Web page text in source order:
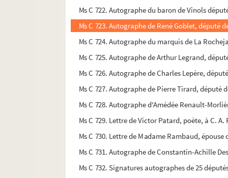
Ms C 722. Autographe du baron de Vinols
Ms C 723. Autographe de René Goblet,
Ms C 724. Autographe du marquis de La
Ms C 725. Autographe de Arthur Legrand,
Ms C 726. Autographe de Charles Lepère,
Ms C 727. Autographe de Pierre Tirard, député
Ms C 728. Autographe d'Amédée Renault-
Ms C 729. Lettre de Victor Patard, poète, à C.
Ms C 730. Lettre de Madame Rambaud,
Ms C 731. Autographe de Constantin-Achille
Ms C 732. Signatures autographes de 25